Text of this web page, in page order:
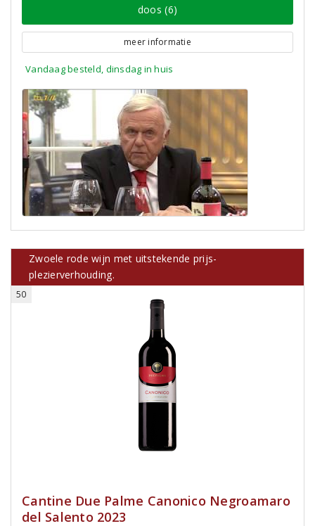
doos (6)
meer informatie
Vandaag besteld, dinsdag in huis
Zwoele rode wijn met uitstekende prijs-
plezierverhouding.
50
Cantine Due Palme Canonico Negroamaro
del Salento 2023